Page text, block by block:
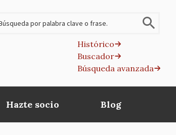
Histórico
Buscador
Búsqueda avanzada
Hazte socio Blog